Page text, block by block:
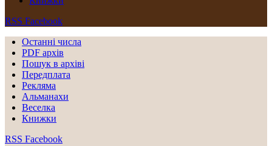
RSS Facebook
Останні числа
PDF архів
Пошук в архіві
Передплата
Рекляма
Альманахи
Веселка
Книжки
RSS Facebook